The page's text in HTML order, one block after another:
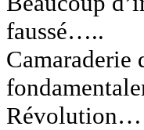
faussé…..
Camaraderie
Révolution…